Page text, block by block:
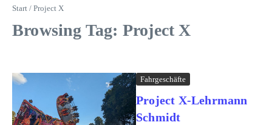
Start / Project X
Browsing Tag: Project X
Fahrgeschäfte
Project X-Lehrmann
Schmidt